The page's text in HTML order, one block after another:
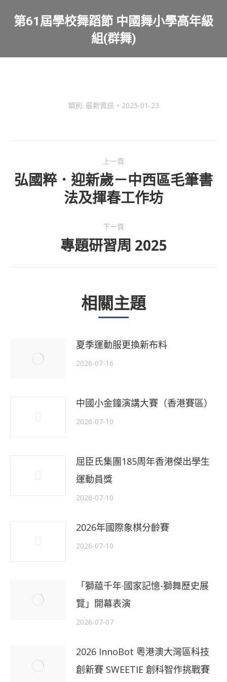
第61屆學校舞蹈節 中國舞小學高年級
組(群舞)
You are here:
類別: 最新資訊 2025-01-23
navigation
上一頁
Previous
post:
弘國粹．迎新歲－中西區毛筆書
法及揮春工作坊
下一頁
下
主
題
專題研習周 2025
相關主題
夏季運動服更換新布料
2026-07-16
中國小金鐘演講大賽（香港賽區）
2026-07-10
屈臣氏集團185周年香港傑出學生
運動員獎
2026-07-10
2026年國際象棋分齡賽
2026-07-10
「獅藴千年·國家記憶-獅舞歷史展
覽」開幕表演
2026-07-07
2026 InnoBot 粵港澳大灣區科技
創新賽 SWEETIE 創科智作挑戰賽